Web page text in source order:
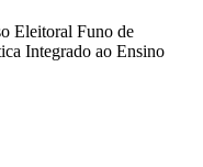
Eleitoral Funo de
Integrado ao Ensino